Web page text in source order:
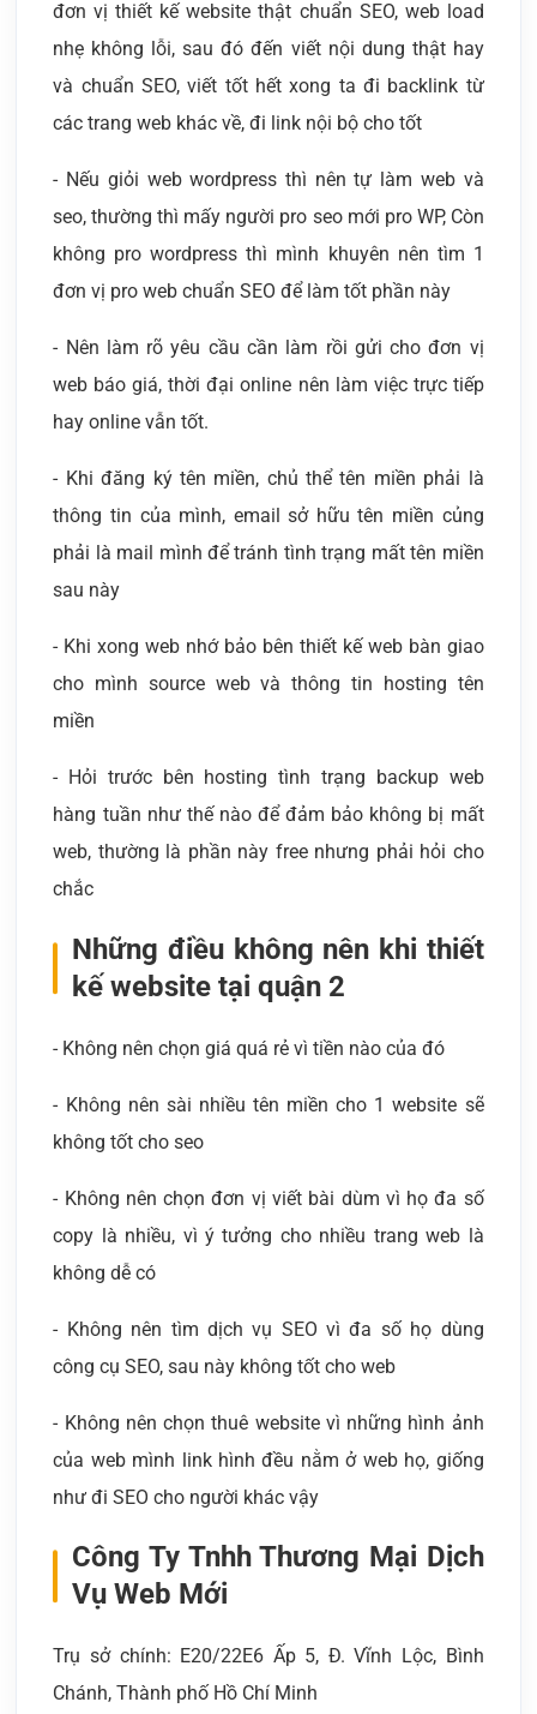
đơn vị thiết kế website thật chuẩn SEO, web load
nhẹ không lỗi, sau đó đến viết nội dung thật hay
và chuẩn SEO, viết tốt hết xong ta đi backlink từ
các trang web khác về, đi link nội bộ cho tốt
- Nếu giỏi web wordpress thì nên tự làm web và
seo, thường thì mấy người pro seo mới pro WP, Còn
không pro wordpress thì mình khuyên nên tìm 1
đơn vị pro web chuẩn SEO để làm tốt phần này
- Nên làm rõ yêu cầu cần làm rồi gửi cho đơn vị
web báo giá, thời đại online nên làm việc trực tiếp
hay online vẫn tốt.
- Khi đăng ký tên miền, chủ thể tên miền phải là
thông tin của mình, email sở hữu tên miền củng
phải là mail mình để tránh tình trạng mất tên miền
sau này
- Khi xong web nhớ bảo bên thiết kế web bàn giao
cho mình source web và thông tin hosting tên
miền
- Hỏi trước bên hosting tình trạng backup web
hàng tuần như thế nào để đảm bảo không bị mất
web, thường là phần này free nhưng phải hỏi cho
chắc
Những điều không nên khi thiết
kế website tại quận 2
- Không nên chọn giá quá rẻ vì tiền nào của đó
- Không nên sài nhiều tên miền cho 1 website sẽ
không tốt cho seo
- Không nên chọn đơn vị viết bài dùm vì họ đa số
copy là nhiều, vì ý tưởng cho nhiều trang web là
không dễ có
- Không nên tìm dịch vụ SEO vì đa số họ dùng
công cụ SEO, sau này không tốt cho web
- Không nên chọn thuê website vì những hình ảnh
của web mình link hình đều nằm ở web họ, giống
như đi SEO cho người khác vậy
Công Ty Tnhh Thương Mại Dịch
Vụ Web Mới
Trụ sở chính: E20/22E6 Ấp 5, Đ. Vĩnh Lộc, Bình
Chánh, Thành phố Hồ Chí Minh